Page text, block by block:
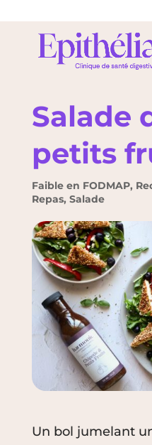
Salade
petits
Faible en FODMAP,
Repas, Salade
Un bol jumelant